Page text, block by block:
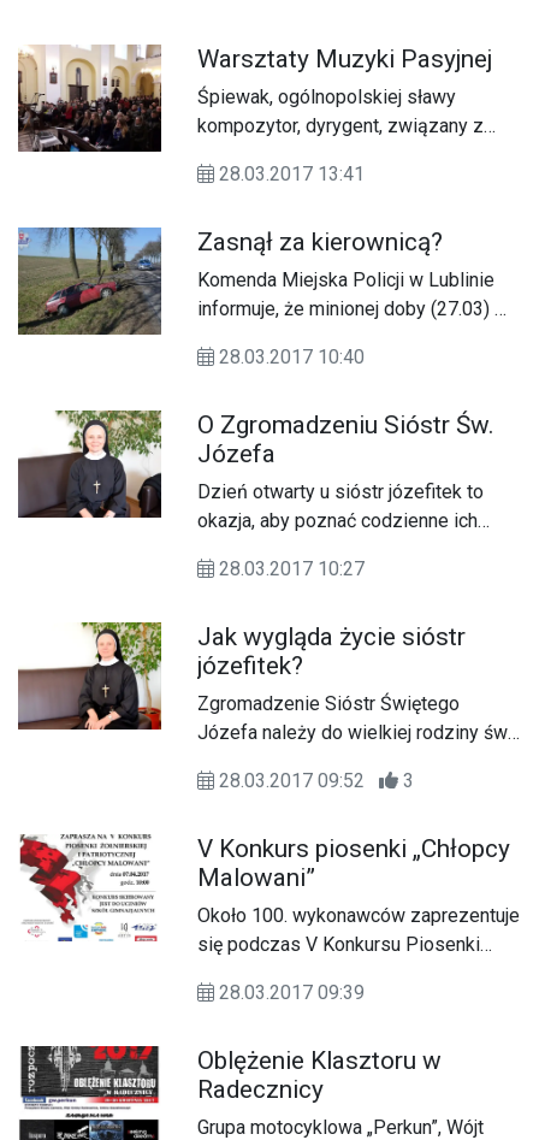
Warsztaty Muzyki Pasyjnej
Śpiewak, ogólnopolskiej sławy
kompozytor, dyrygent, związany z
Dominikanów, Paweł Bębenek
Warsztaty Muzyki Pasyjnej.
28.03.2017 13:41
Zasnął za kierownicą?
Komenda Miejska Policji w Lublinie
informuje, że minionej doby (27.03) w
wypadków i 52 kolizji, w wyniku
Ponadto zatrzymano 13 nietrzeźwych
kierowców.
28.03.2017 10:40
O Zgromadzeniu Sióstr Św.
Józefa
Dzień otwarty u sióstr józefitek to
okazja, aby poznać codzienne ich
czym zajmują się na co dzień.
28.03.2017 10:27
Jak wygląda życie sióstr
józefitek?
Zgromadzenie Sióstr Świętego
Józefa należy do wielkiej rodziny św.
17 lutego 1884 r. przez św. ks.
28.03.2017 09:52 3
V Konkurs piosenki „Chłopcy
Malowani”
Około 100. wykonawców zaprezentuje
się podczas V Konkursu Piosenki
Malowani”.
28.03.2017 09:39
Oblężenie Klasztoru w
Radecznicy
Grupa motocyklowa „Perkun”, Wójt